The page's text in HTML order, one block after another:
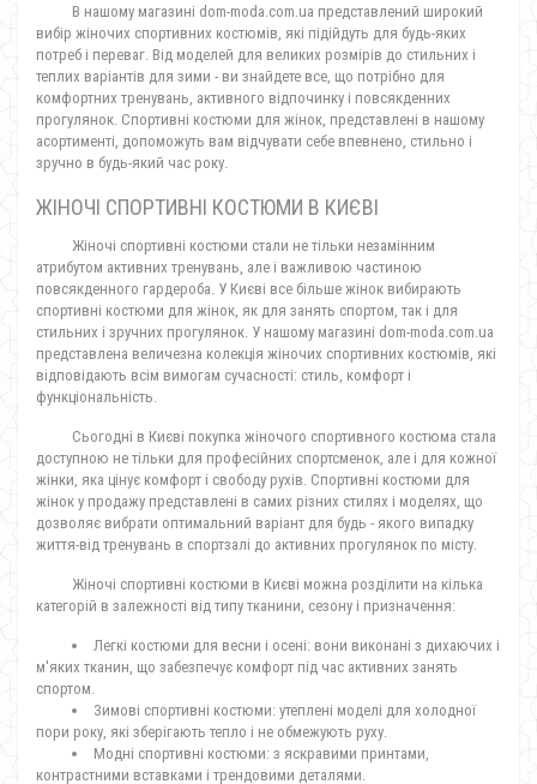
В нашому магазині dom-moda.com.ua представлений широкий
вибір жіночих спортивних костюмів, які підійдуть для будь-яких
потреб і переваг. Від моделей для великих розмірів до стильних і
теплих варіантів для зими - ви знайдете все, що потрібно для
комфортних тренувань, активного відпочинку і повсякденних
прогулянок. Спортивні костюми для жінок, представлені в нашому
асортименті, допоможуть вам відчувати себе впевнено, стильно і
зручно в будь-який час року.
ЖІНОЧІ СПОРТИВНІ КОСТЮМИ В КИЄВІ
Жіночі спортивні костюми стали не тільки незамінним
атрибутом активних тренувань, але і важливою частиною
повсякденного гардероба. У Києві все більше жінок вибирають
спортивні костюми для жінок, як для занять спортом, так і для
стильних і зручних прогулянок. У нашому магазині dom-moda.com.ua
представлена величезна колекція жіночих спортивних костюмів, які
відповідають всім вимогам сучасності: стиль, комфорт і
функціональність.
Сьогодні в Києві покупка жіночого спортивного костюма стала
доступною не тільки для професійних спортсменок, але і для кожної
жінки, яка цінує комфорт і свободу рухів. Спортивні костюми для
жінок у продажу представлені в самих різних стилях і моделях, що
дозволяє вибрати оптимальний варіант для будь - якого випадку
життя-від тренувань в спортзалі до активних прогулянок по місту.
Жіночі спортивні костюми в Києві можна розділити на кілька
категорій в залежності від типу тканини, сезону і призначення:
Легкі костюми для весни і осені: вони виконані з дихаючих і
м'яких тканин, що забезпечує комфорт під час активних занять
спортом.
Зимові спортивні костюми: утеплені моделі для холодної
пори року, які зберігають тепло і не обмежують руху.
Модні спортивні костюми: з яскравими принтами,
контрастними вставками і трендовими деталями.